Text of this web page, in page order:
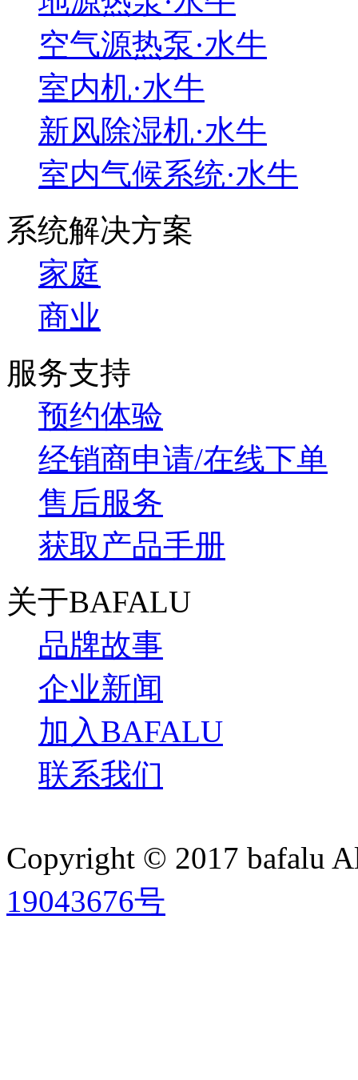
空气源热泵·水牛
室内机·水牛
新风除湿机·水牛
室内气候系统·水牛
系统解决方案
家庭
商业
服务支持
预约体验
经销商申请/在线下单
售后服务
获取产品手册
关于BAFALU
品牌故事
企业新闻
加入BAFALU
联系我们
Copyright © 2017 bafalu
19043676号